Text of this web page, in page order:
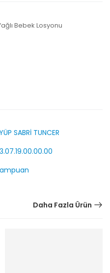
Bebek Losyonu
SABRİ TUNCER
Daha Fazla Ürün